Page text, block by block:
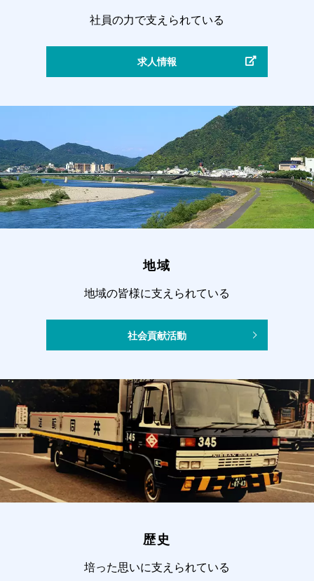
社員の力で支えられている
求人情報
地域
地域の皆様に支えられている
社会貢献活動
歴史
培った思いに支えられている